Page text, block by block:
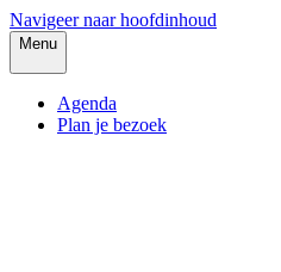
Navigeer naar hoofdinhoud
Menu
Agenda
Plan je bezoek